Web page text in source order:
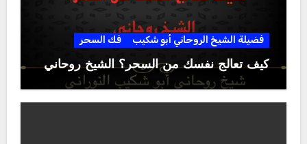
فضيلة الشيخ الروحاني أبو شكيب فك السحر
كيف تعالج نفسك من السحر؟ الشيخ روحاني